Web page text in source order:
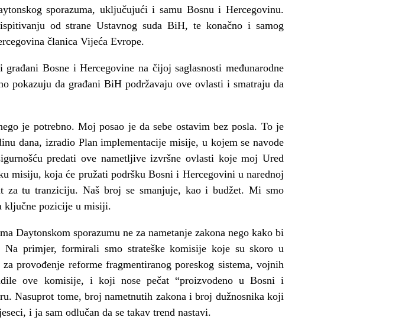
sporazuma, uključujući i samu Bosnu i Hercegovinu.
od strane Ustavnog suda BiH, te konačno i samog
članica Vijeća Evrope.
Bosne i Hercegovine na čijoj saglasnosti međunarodne
pokazuju da građani BiH podržavaju ove ovlasti i smatraju da
je potrebno. Moj posao je da sebe ostavim bez posla. To je
dana, izradio Plan implementacije misije, u kojem se navode
predati ove nametljive izvršne ovlasti koje moj Ured
misiju, koja će pružati podršku Bosni i Hercegovini u narednoj
tu tranziciju. Naš broj se smanjuje, kao i budžet. Mi smo
ključne pozicije u misiji.
Daytonskom sporazumu ne za nametanje zakona nego kako bi
primjer, formirali smo strateške komisije koje su skoro u
provođenje reforme fragmentiranog poreskog sistema, vojnih
ove komisije, i koji nose pečat “proizvodeno u Bosni i
Nasuprot tome, broj nametnutih zakona i broj dužnosnika koji
i ja sam odlučan da se takav trend nastavi.